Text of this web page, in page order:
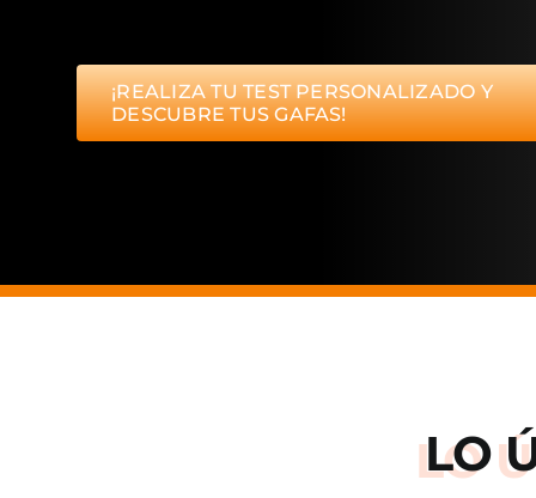
¡REALIZA TU TEST PERSONALIZADO Y
DESCUBRE TUS GAFAS!
LO